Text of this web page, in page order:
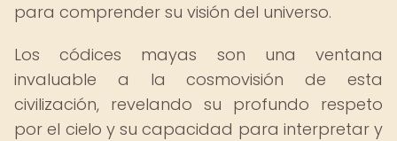
para comprender su visión del universo.
Los códices mayas son una ventana
invaluable a la cosmovisión de esta
civilización, revelando su profundo respeto
por el cielo y su capacidad para interpretar y